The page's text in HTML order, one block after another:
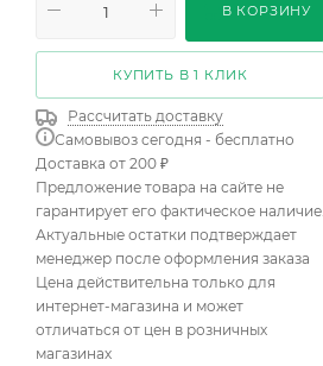
Oculus-draconis
Malinki
Globosa Viridis
Carstens Wintergold
Mugo Benjamin
Mugo Varella
nigra hornibrookiana
mugo Allgäu
В КОРЗИНУ
КУПИТЬ В 1 КЛИК
Рассчитать доставку
Самовывоз сегодня - бесплатно
Доставка от 200 ₽
Предложение товара на сайте не
гарантирует его фактическое наличие.
Актуальные остатки подтверждает
менеджер после оформления заказа
Цена действительна только для
интернет-магазина и может
отличаться от цен в розничных
магазинах